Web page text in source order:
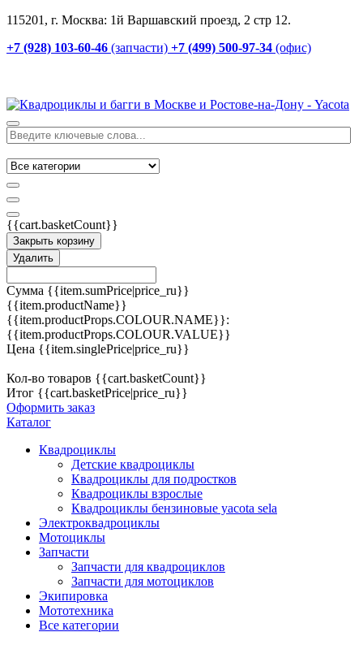
115201, г. Москва: 1й Варшавский проезд, 2 стр 12.
+7 (928) 103-60-46 (запчасти) +7 (499) 500-97-34 (офис)
{{cart.basketCount}}
Закрыть корзину
Удалить
Сумма {{item.sumPrice|price_ru}}
{{item.productName}}
{{item.productProps.COLOUR.NAME}}:
{{item.productProps.COLOUR.VALUE}}
Цена {{item.singlePrice|price_ru}}
Кол-во товаров {{cart.basketCount}}
Итог {{cart.basketPrice|price_ru}}
Оформить заказ
Каталог
Квадроциклы
Детские квадроциклы
Квадроциклы для подростков
Квадроциклы взрослые
Квадроциклы бензиновые yacota sela
Электроквадроциклы
Мотоциклы
Запчасти
Запчасти для квадроциклов
Запчасти для мотоциклов
Экипировка
Мототехника
Все категории